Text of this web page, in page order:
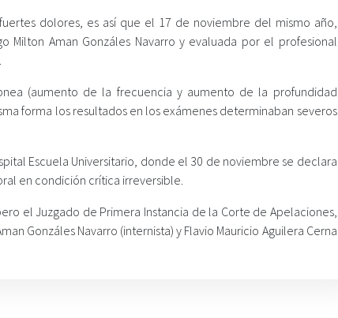
dolores, es así que el 17 de noviembre del mismo año,
Aman Gonzáles Navarro y evaluada por el profesional
(aumento de la frecuencia y aumento de la profundidad
forma los resultados en los exámenes determinaban severos
Escuela Universitario, donde el 30 de noviembre se declara
en condición crítica irreversible.
el Juzgado de Primera Instancia de la Corte de Apelaciones,
Gonzáles Navarro (internista) y Flavio Mauricio Aguilera Cerna